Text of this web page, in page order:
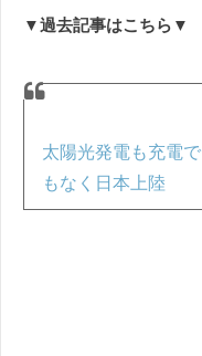
▼過去記事はこちら▼
太陽光発電も充電
もなく日本上陸